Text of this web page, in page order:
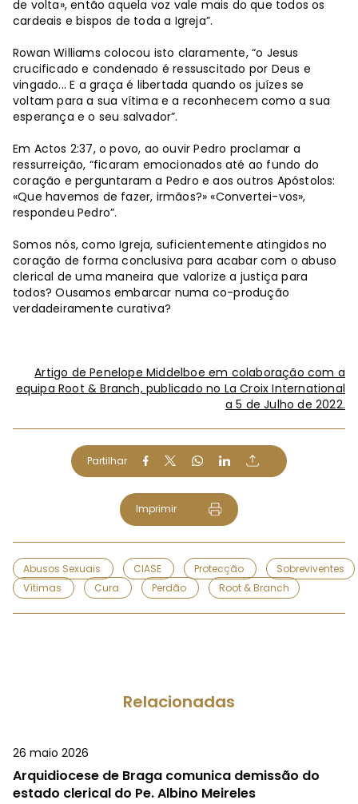
de volta», então aquela voz vale mais do que todos os
cardeais e bispos de toda a Igreja”.
Rowan Williams colocou isto claramente, “o Jesus
crucificado e condenado é ressuscitado por Deus e
vingado... E a graça é libertada quando os juízes se
voltam para a sua vítima e a reconhecem como a sua
esperança e o seu salvador”.
Em Actos 2:37, o povo, ao ouvir Pedro proclamar a
ressurreição, “ficaram emocionados até ao fundo do
coração e perguntaram a Pedro e aos outros Apóstolos:
«Que havemos de fazer, irmãos?» «Convertei-vos»,
respondeu Pedro”.
Somos nós, como Igreja, suficientemente atingidos no
coração de forma conclusiva para acabar com o abuso
clerical de uma maneira que valorize a justiça para
todos? Ousamos embarcar numa co-produção
verdadeiramente curativa?
Artigo de Penelope Middelboe em colaboração com a
equipa Root & Branch, publicado no La Croix International
a 5 de Julho de 2022.
Partilhar
Imprimir
Abusos Sexuais CIASE Protecção
Sobreviventes
Vítimas
Cura Perdão Root & Branch
Relacionadas
26 maio 2026
Arquidiocese de Braga comunica demissão do
estado clerical do Pe. Albino Meireles